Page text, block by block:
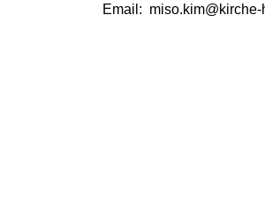
Email: miso.kim@kirche-